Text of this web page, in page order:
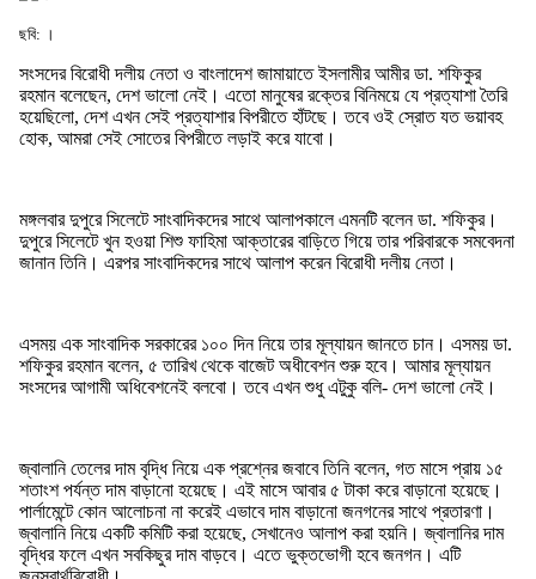
ছবি: ।
সংসদের বিরোধী দলীয় নেতা ও বাংলাদেশ জামায়াতে ইসলামীর আমীর ডা. শফিকুর
রহমান বলেছেন, দেশ ভালো নেই। এতো মানুষের রক্তের বিনিময়ে যে প্রত্যাশা তৈরি
হয়েছিলো, দেশ এখন সেই প্রত্যাশার বিপরীতে হাঁটছে। তবে ওই স্রোত যত ভয়াবহ
হোক, আমরা সেই সোতের বিপরীতে লড়াই করে যাবো।
মঙ্গলবার দুপুরে সিলেটে সাংবাদিকদের সাথে আলাপকালে এমনটি বলেন ডা. শফিকুর।
দুপুরে সিলেটে খুন হওয়া শিশু ফাহিমা আক্তারের বাড়িতে গিয়ে তার পরিবারকে সমবেদনা
জানান তিনি। এরপর সাংবাদিকদের সাথে আলাপ করেন বিরোধী দলীয় নেতা।
এসময় এক সাংবাদিক সরকারের ১০০ দিন নিয়ে তার মূল্যায়ন জানতে চান। এসময় ডা.
শফিকুর রহমান বলেন, ৫ তারিখ থেকে বাজেট অধীবেশন শুরু হবে। আমার মূল্যায়ন
সংসদের আগামী অধিবেশনেই বলবো। তবে এখন শুধু এটুকু বলি- দেশ ভালো নেই।
জ্বালানি তেলের দাম বৃদ্ধি নিয়ে এক প্রশ্নের জবাবে তিনি বলেন, গত মাসে প্রায় ১৫
শতাংশ পর্যন্ত দাম বাড়ানো হয়েছে। এই মাসে আবার ৫ টাকা করে বাড়ানো হয়েছে।
পার্লামেন্টে কোন আলোচনা না করেই এভাবে দাম বাড়ানো জনগনের সাথে প্রতারণা।
জ্বালানি নিয়ে একটি কমিটি করা হয়েছে, সেখানেও আলাপ করা হয়নি। জ্বালানির দাম
বৃদ্ধির ফলে এখন সবকিছুর দাম বাড়বে। এতে ভুক্তভোগী হবে জনগন। এটি